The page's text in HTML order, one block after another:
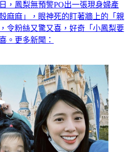
，鳳梨無預警PO出一張現身婦產
麻麻」，眼神死的盯著牆上的「親
令粉絲又驚又喜，好奇「小鳳梨要
。更多新聞：